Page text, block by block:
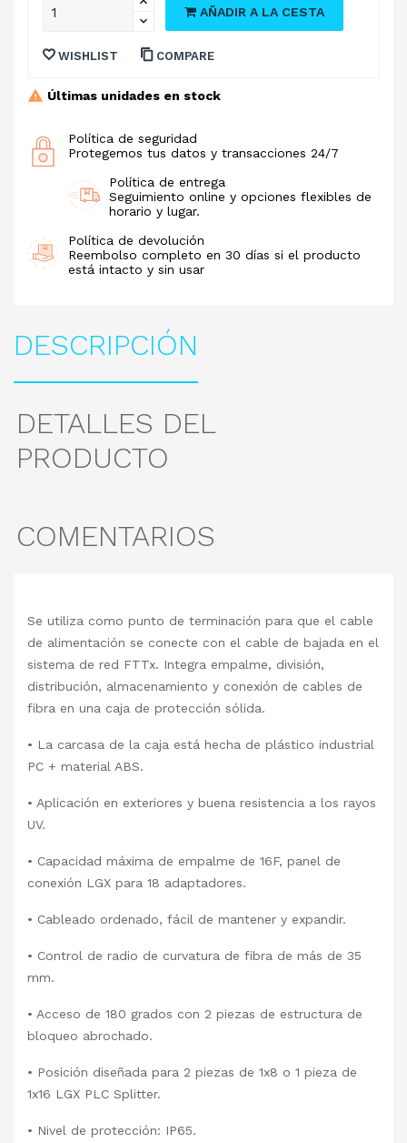
AÑADIR A LA CESTA
WISHLIST COMPARE
Últimas unidades en stock
Política de seguridad
Protegemos tus datos y transacciones 24/7
Política de entrega
Seguimiento online y opciones flexibles de
horario y lugar.
Política de devolución
Reembolso completo en 30 días si el producto
está intacto y sin usar
DESCRIPCIÓN
DETALLES DEL
PRODUCTO
COMENTARIOS
Se utiliza como punto de terminación para que el cable
de alimentación se conecte con el cable de bajada en el
sistema de red FTTx. Integra empalme, división,
distribución, almacenamiento y conexión de cables de
fibra en una caja de protección sólida.
• La carcasa de la caja está hecha de plástico industrial
PC + material ABS.
• Aplicación en exteriores y buena resistencia a los rayos
UV.
• Capacidad máxima de empalme de 16F, panel de
conexión LGX para 18 adaptadores.
• Cableado ordenado, fácil de mantener y expandir.
• Control de radio de curvatura de fibra de más de 35
mm.
• Acceso de 180 grados con 2 piezas de estructura de
bloqueo abrochado.
• Posición diseñada para 2 piezas de 1x8 o 1 pieza de
1x16 LGX PLC Splitter.
• Nivel de protección: IP65.